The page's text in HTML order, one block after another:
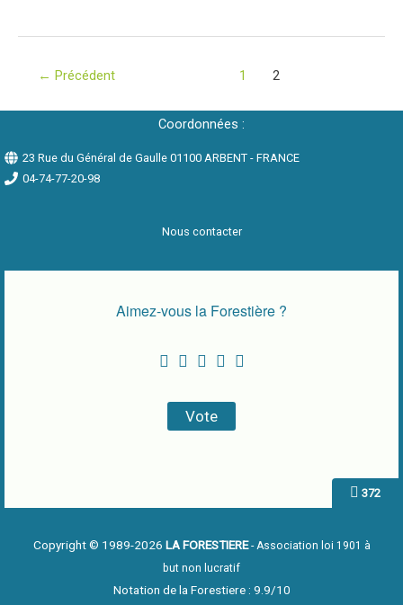
← Précédent 1 2
Coordonnées :
23 Rue du Général de Gaulle 01100 ARBENT - FRANCE
04-74-77-20-98
Nous contacter
372
Aimez-vous la Forestière ?
Copyright © 1989-2026 LA FORESTIERE- Association loi 1901 à
but non lucratif
Notation de la Forestiere : 9.9/10